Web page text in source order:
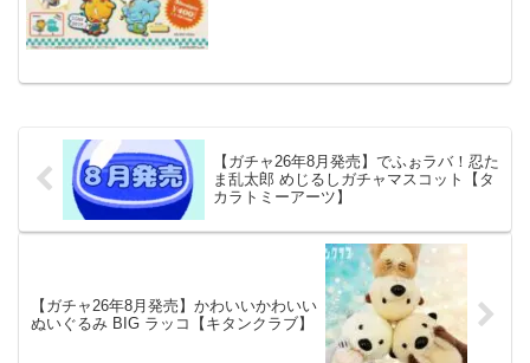
【ガチャ26年8月発売】でふぉラバ！忍た
ま乱太郎 めじるしガチャマスコット【タ
カラトミーアーツ】
【ガチャ26年8月発売】かわいいかわいい
ぬいぐるみ BIG ラッコ【キタンクラブ】